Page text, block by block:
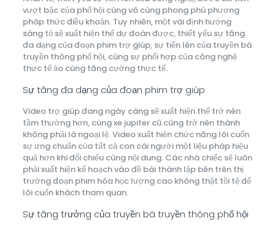
vượt bậc của phố hội cùng vô cùng phong phú phương
pháp thức điều khoản. Tuy nhiên, một vài định hướng
sáng tỏ sẽ xuất hiện thể dự đoán được, thiết yếu sự tăng
đa dạng của đoạn phim trợ giúp, sự tiến lên của truyền bá
truyền thông phố hội, cùng sự phối hợp của công nghệ
thực tế ảo cùng tăng cường thực tế.
Sự tăng đa dạng của đoạn phim trợ giúp
Video trợ giúp đang ngày càng sẽ xuất hiện thể trở nên
tầm thường hơn, cùng xe jupiter cũ cũng trở nên thành
không phải là ngoại lệ. Video xuất hiện chức năng lôi cuốn
sự ưng chuẩn của tất cả con cái người một liệu pháp hiệu
quả hơn khi đối chiếu cùng nội dung. Các nhà chiếc sẽ luôn
phải xuất hiện kế hoạch vào đề bài thành lập bên trên thị
trường đoạn phim hóa học lượng cao không thật tồi tệ để
lôi cuốn khách tham quan.
Sự tăng trưởng của truyền bá truyền thông phố hội